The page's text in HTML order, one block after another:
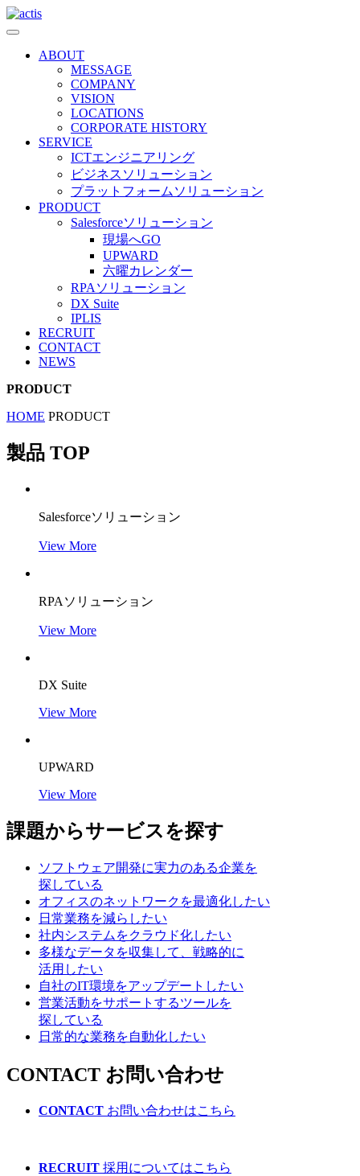
ABOUT
MESSAGE
COMPANY
VISION
LOCATIONS
CORPORATE HISTORY
SERVICE
ICTエンジニアリング
ビジネスソリューション
プラットフォームソリューション
PRODUCT
Salesforceソリューション
現場へGO
UPWARD
六曜カレンダー
RPAソリューション
DX Suite
IPLIS
RECRUIT
CONTACT
NEWS
PRODUCT
HOME PRODUCT
製品 TOP
Salesforceソリューション
View More
RPAソリューション
View More
DX Suite
View More
UPWARD
View More
課題からサービスを探す
ソフトウェア開発に実力のある企業を
探している
オフィスのネットワークを最適化したい
日常業務を減らしたい
社内システムをクラウド化したい
多様なデータを収集して、戦略的に
活用したい
自社のIT環境をアップデートしたい
営業活動をサポートするツールを
探している
日常的な業務を自動化したい
CONTACT お問い合わせ
CONTACT お問い合わせはこちら
RECRUIT 採用についてはこちら